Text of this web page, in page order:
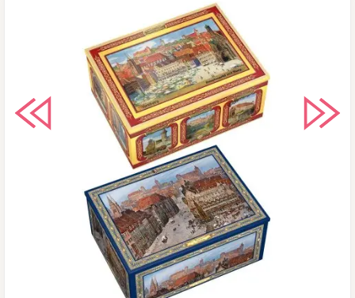
ценность на 100 г: 402 ккал / 1690
кДж. Пищевая ценность на 100 г:
жиры - 12,3 г, из них насыщенные
жирные кислоты - 7,7 г; углеводы -
65,6 г, из них сахара - 39,5 г;
пищевые волокна - 2,6 г; белки - 5,8
г; соль - 0,33 г. Хранить в сухом
прохладном месте, при температуре
+15 C...+18 C, относительной
влажности 60-80%.